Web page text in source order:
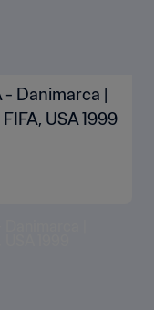
- Danimarca |
USA 1999